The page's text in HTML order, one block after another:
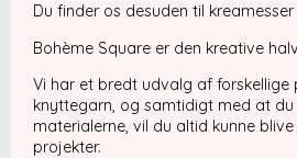
Du finder os desuden til
Bohème Square er den kreative
Vi har et bredt udvalg af
knyttegarn, og samtidigt med at du
materialerne, vil du altid kunne
projekter.